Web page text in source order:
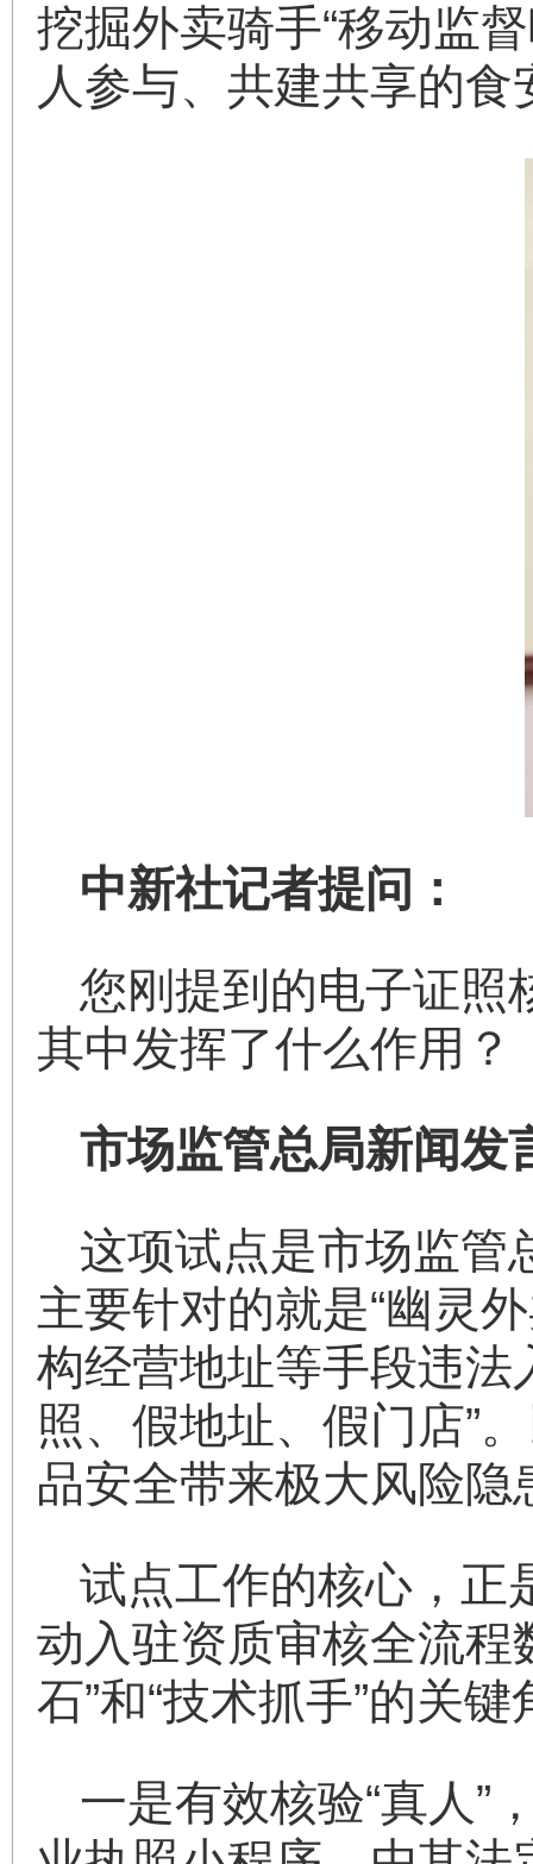
挖掘外卖骑手“移动监
人参与、共建共享的
中新社记者提问：
您刚提到的电子证照
其中发挥了什么作用？
市场监管总局新闻发
这项试点是市场监管
主要针对的就是“幽灵
构经营地址等手段违法
照、假地址、假门店”
品安全带来极大风险
试点工作的核心，正
动入驻资质审核全流程
石”和“技术抓手”的关
一是有效核验“真人”